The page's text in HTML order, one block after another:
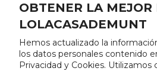
OBTENER LA MEJOR
LOLACASADEMUNT
Hemos actualizado la
los datos personales contenido
Privacidad y Cookies. Utilizamos